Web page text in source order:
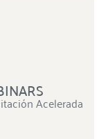
Acelerada